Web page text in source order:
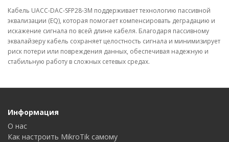
Кабель UACC-DAC-SFP28-3M поддерживает технологию пассивной
эквализации (EQ), которая помогает компенсировать деградацию и
искажение сигнала по всей длине кабеля. Благодаря пассивному
эквалайзеру кабель сохраняет целостность сигнала и минимизирует
риск потери или повреждения данных, обеспечивая надежную и
стабильную работу в сложных сетевых средах.
Информация
О нас
Как настроить MikroTik самому